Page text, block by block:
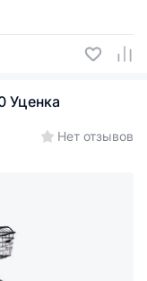
Уценка
Нет отзывов